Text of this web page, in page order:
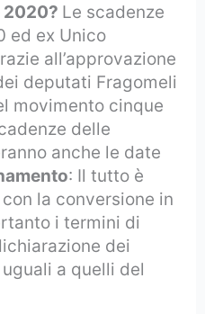
2020? Le scadenze
ed ex Unico
all’approvazione
deputati Fragomeli
movimento cinque
delle
anche le date
: Il tutto è
la conversione in
i termini di
dei
a quelli del